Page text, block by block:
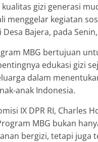
gizi generasi
menggelar kegiatan
Bajera, pada
MBG bertujuan
edukasi gizi
dalam
anak Indonesia.
IX DPR RI, Charles
MBG bukan
bergizi, tetapi juga